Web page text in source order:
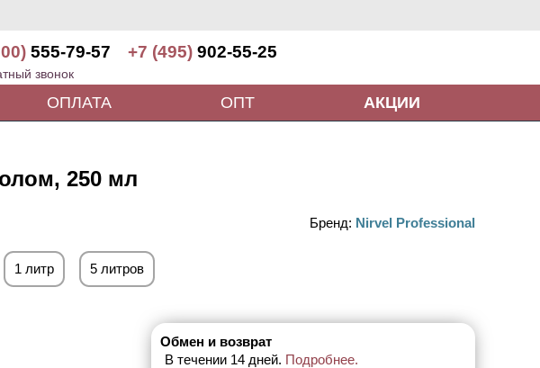
555-79-57 +7 (495) 902-55-25
звонок
ОПЛАТА ОПТ АКЦИИ
250 мл
Бренд: Nirvel Professional
1 литр 5 литров
Обмен и возврат
В течении 14 дней. Подробнее.